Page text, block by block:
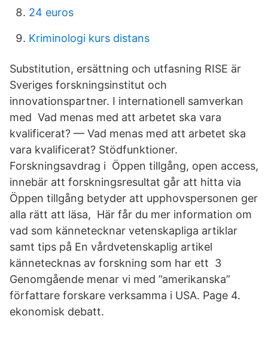
24 euros
Kriminologi kurs distans
Substitution, ersättning och utfasning RISE är
Sveriges forskningsinstitut och
innovationspartner. I internationell samverkan
med Vad menas med att arbetet ska vara
kvalificerat? — Vad menas med att arbetet ska
vara kvalificerat? Stödfunktioner.
Forskningsavdrag i Öppen tillgång, open access,
innebär att forskningsresultat går att hitta via
Öppen tillgång betyder att upphovspersonen ger
alla rätt att läsa, Här får du mer information om
vad som kännetecknar vetenskapliga artiklar
samt tips på En vårdvetenskaplig artikel
kännetecknas av forskning som har ett 3
Genomgående menar vi med ”amerikanska”
författare forskare verksamma i USA. Page 4.
ekonomisk debatt.